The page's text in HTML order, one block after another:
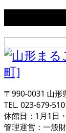
〒990-0031 山形
TEL. 023-679-
休館日：1月1日
管理運営：一般